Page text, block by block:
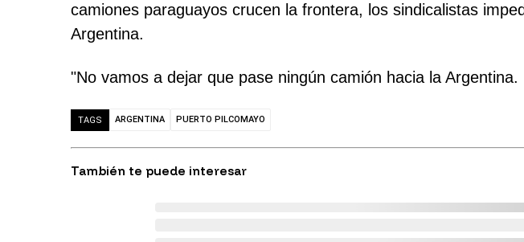
camiones paraguayos crucen la frontera, los sindicalistas
Argentina.
"No vamos a dejar que pase ningún camión hacia la
TAGS ARGENTINA PUERTO PILCOMAYO
También te puede interesar